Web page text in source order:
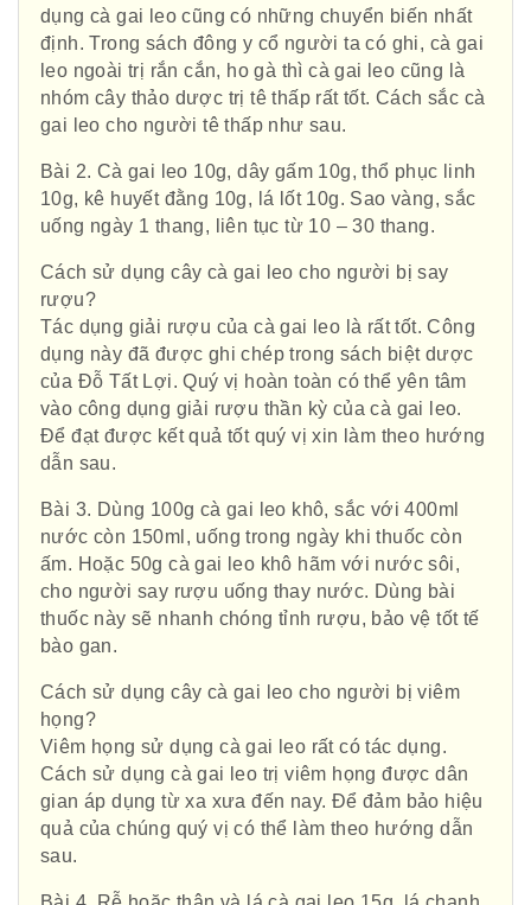
dụng cà gai leo cũng có những chuyển biến nhất
định. Trong sách đông y cổ người ta có ghi, cà gai
leo ngoài trị rắn cắn, ho gà thì cà gai leo cũng là
nhóm cây thảo dược trị tê thấp rất tốt. Cách sắc cà
gai leo cho người tê thấp như sau.
Bài 2. Cà gai leo 10g, dây gấm 10g, thổ phục linh
10g, kê huyết đằng 10g, lá lốt 10g. Sao vàng, sắc
uống ngày 1 thang, liên tục từ 10 – 30 thang.
Cách sử dụng cây cà gai leo cho người bị say
rượu?
Tác dụng giải rượu của cà gai leo là rất tốt. Công
dụng này đã được ghi chép trong sách biệt dược
của Đỗ Tất Lợi. Quý vị hoàn toàn có thể yên tâm
vào công dụng giải rượu thần kỳ của cà gai leo.
Để đạt được kết quả tốt quý vị xin làm theo hướng
dẫn sau.
Bài 3. Dùng 100g cà gai leo khô, sắc với 400ml
nước còn 150ml, uống trong ngày khi thuốc còn
ấm. Hoặc 50g cà gai leo khô hãm với nước sôi,
cho người say rượu uống thay nước. Dùng bài
thuốc này sẽ nhanh chóng tỉnh rượu, bảo vệ tốt tế
bào gan.
Cách sử dụng cây cà gai leo cho người bị viêm
họng?
Viêm họng sử dụng cà gai leo rất có tác dụng.
Cách sử dụng cà gai leo trị viêm họng được dân
gian áp dụng từ xa xưa đến nay. Để đảm bảo hiệu
quả của chúng quý vị có thể làm theo hướng dẫn
sau.